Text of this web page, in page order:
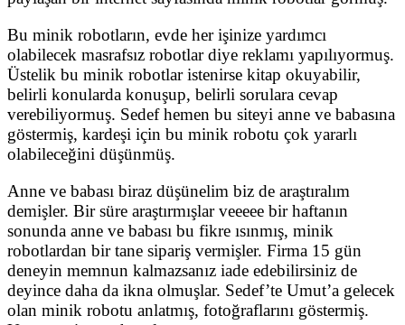
Bu minik robotların, evde her işinize yardımcı
olabilecek masrafsız robotlar diye reklamı yapılıyormuş.
Üstelik bu minik robotlar istenirse kitap okuyabilir,
belirli konularda konuşup, belirli sorulara cevap
verebiliyormuş. Sedef hemen bu siteyi anne ve babasına
göstermiş, kardeşi için bu minik robotu çok yararlı
olabileceğini düşünmüş.
Anne ve babası biraz düşünelim biz de araştıralım
demişler. Bir süre araştırmışlar veeeee bir haftanın
sonunda anne ve babası bu fikre ısınmış, minik
robotlardan bir tane sipariş vermişler. Firma 15 gün
deneyin memnun kalmazsanız iade edebilirsiniz de
deyince daha da ikna olmuşlar. Sedef’te Umut’a gelecek
olan minik robotu anlatmış, fotoğraflarını göstermiş.